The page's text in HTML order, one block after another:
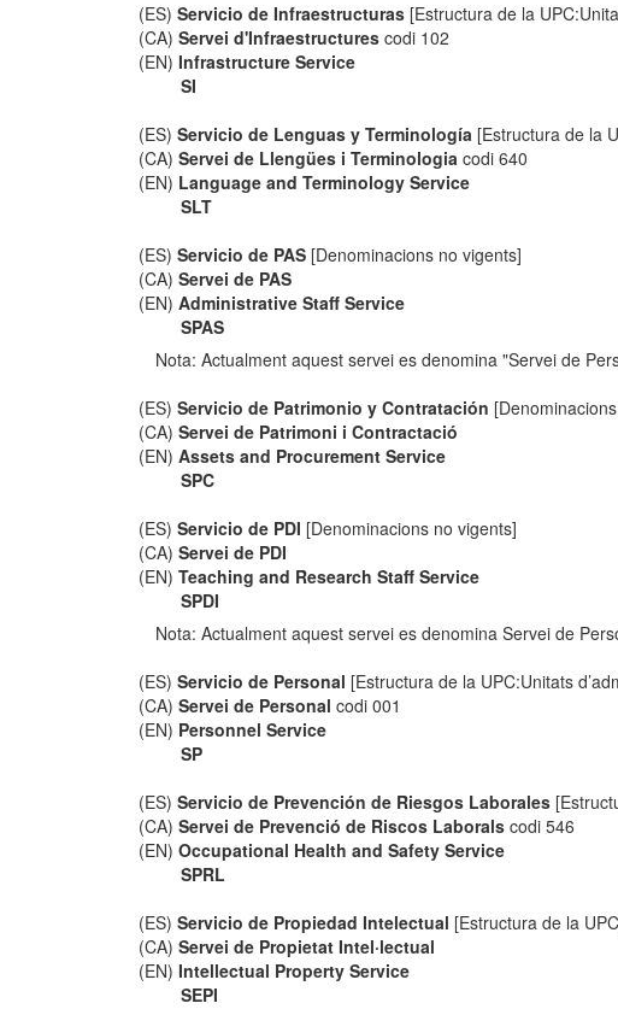
(ES)Servicio de Infraestructuras [Estructura de la
(CA)Servei d'Infraestructures codi 102
(EN)Infrastructure Service
SI
(ES)Servicio de Lenguas y Terminología [Estructura de la
(CA)Servei de Llengües i Terminologia codi 640
(EN) Language and Terminology Service
SLT
(ES)Servicio de PAS [Denominacions no vigents]
(CA)Servei de PAS
(EN)Administrative Staff Service
SPAS
Nota: Actualment aquest servei es denomina "Servei de
(ES)Servicio de Patrimonio y Contratación
(CA)Servei de Patrimoni i Contractació
(EN)Assets and Procurement Service
SPC
(ES)Servicio de PDI [Denominacions no vigents]
(CA)Servei de PDI
(EN)Teaching and Research Staff Service
SPDI
Nota: Actualment aquest servei es denomina Servei de
(ES)Servicio de Personal [Estructura de la UPC:Unitats
(CA)Servei de Personal codi 001
(EN) Personnel Service
SP
(ES)Servicio de Prevención de Riesgos Laborales
(CA)Servei de Prevenció de Riscos Laborals codi 546
(EN)Occupational Health and Safety Service
SPRL
(ES)Servicio de Propiedad Intelectual [Estructura de la
(CA)Servei de Propietat Intel·lectual
(EN)Intellectual Property Service
SEPI